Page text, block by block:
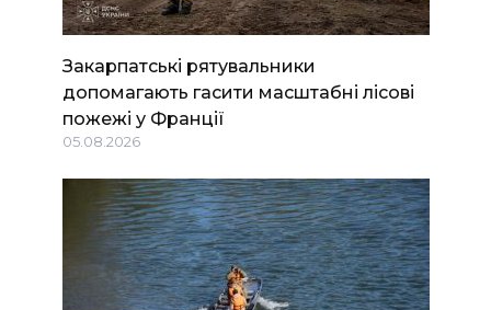
Закарпатські рятувальники
допомагають гасити масштабні лісові
пожежі у Франції
05.08.2026